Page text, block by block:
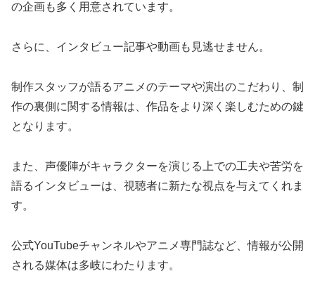
の企画も多く用意されています。
さらに、インタビュー記事や動画も見逃せません。
制作スタッフが語るアニメのテーマや演出のこだわり、制
作の裏側に関する情報は、作品をより深く楽しむための鍵
となります。
また、声優陣がキャラクターを演じる上での工夫や苦労を
語るインタビューは、視聴者に新たな視点を与えてくれま
す。
公式YouTubeチャンネルやアニメ専門誌など、情報が公開
される媒体は多岐にわたります。